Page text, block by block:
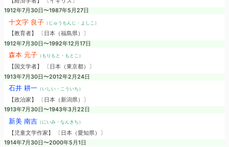
1912年7月30日〜1987年5月27日
十文字 良子（じゅうもんじ・よしこ）
【教育者】 〔日本（福島県）〕
1912年7月30日〜1992年12月17日
森本 元子（もりもと・もとこ）
【国文学者】 〔日本（東京都）〕
1913年7月30日〜2012年2月24日
石井 耕一（いしい・こういち）
【政治家】 〔日本（新潟県）〕
1913年7月30日〜1943年3月22日
新美 南吉（にいみ・なんきち）
【児童文学作家】 〔日本（愛知県）〕
1914年7月30日〜2000年5月1日